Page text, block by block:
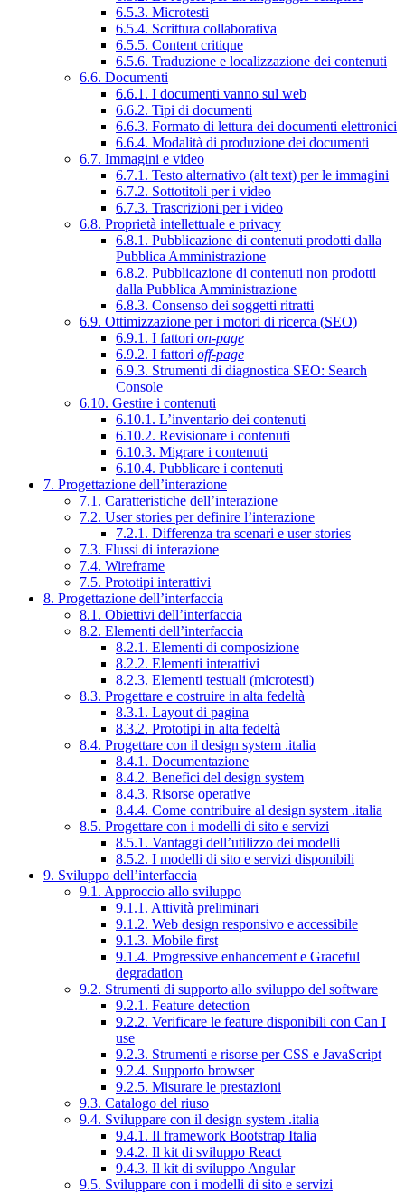
6.5.3. Microtesti
6.5.4. Scrittura collaborativa
6.5.5. Content critique
6.5.6. Traduzione e localizzazione dei contenuti
6.6. Documenti
6.6.1. I documenti vanno sul web
6.6.2. Tipi di documenti
6.6.3. Formato di lettura dei documenti elettronici
6.6.4. Modalità di produzione dei documenti
6.7. Immagini e video
6.7.1. Testo alternativo (alt text) per le immagini
6.7.2. Sottotitoli per i video
6.7.3. Trascrizioni per i video
6.8. Proprietà intellettuale e privacy
6.8.1. Pubblicazione di contenuti prodotti dalla
Pubblica Amministrazione
6.8.2. Pubblicazione di contenuti non prodotti
dalla Pubblica Amministrazione
6.8.3. Consenso dei soggetti ritratti
6.9. Ottimizzazione per i motori di ricerca (SEO)
6.9.1. I fattori on-page
6.9.2. I fattori off-page
6.9.3. Strumenti di diagnostica SEO: Search
Console
6.10. Gestire i contenuti
6.10.1. L’inventario dei contenuti
6.10.2. Revisionare i contenuti
6.10.3. Migrare i contenuti
6.10.4. Pubblicare i contenuti
7. Progettazione dell’interazione
7.1. Caratteristiche dell’interazione
7.2. User stories per definire l’interazione
7.2.1. Differenza tra scenari e user stories
7.3. Flussi di interazione
7.4. Wireframe
7.5. Prototipi interattivi
8. Progettazione dell’interfaccia
8.1. Obiettivi dell’interfaccia
8.2. Elementi dell’interfaccia
8.2.1. Elementi di composizione
8.2.2. Elementi interattivi
8.2.3. Elementi testuali (microtesti)
8.3. Progettare e costruire in alta fedeltà
8.3.1. Layout di pagina
8.3.2. Prototipi in alta fedeltà
8.4. Progettare con il design system .italia
8.4.1. Documentazione
8.4.2. Benefici del design system
8.4.3. Risorse operative
8.4.4. Come contribuire al design system .italia
8.5. Progettare con i modelli di sito e servizi
8.5.1. Vantaggi dell’utilizzo dei modelli
8.5.2. I modelli di sito e servizi disponibili
9. Sviluppo dell’interfaccia
9.1. Approccio allo sviluppo
9.1.1. Attività preliminari
9.1.2. Web design responsivo e accessibile
9.1.3. Mobile first
9.1.4. Progressive enhancement e Graceful
degradation
9.2. Strumenti di supporto allo sviluppo del software
9.2.1. Feature detection
9.2.2. Verificare le feature disponibili con Can I
use
9.2.3. Strumenti e risorse per CSS e JavaScript
9.2.4. Supporto browser
9.2.5. Misurare le prestazioni
9.3. Catalogo del riuso
9.4. Sviluppare con il design system .italia
9.4.1. Il framework Bootstrap Italia
9.4.2. Il kit di sviluppo React
9.4.3. Il kit di sviluppo Angular
9.5. Sviluppare con i modelli di sito e servizi